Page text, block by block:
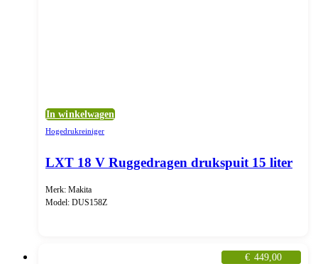
In winkelwagen
Hogedrukreiniger
LXT 18 V Ruggedragen drukspuit 15 liter
Merk: Makita
Model: DUS158Z
€ 449,00